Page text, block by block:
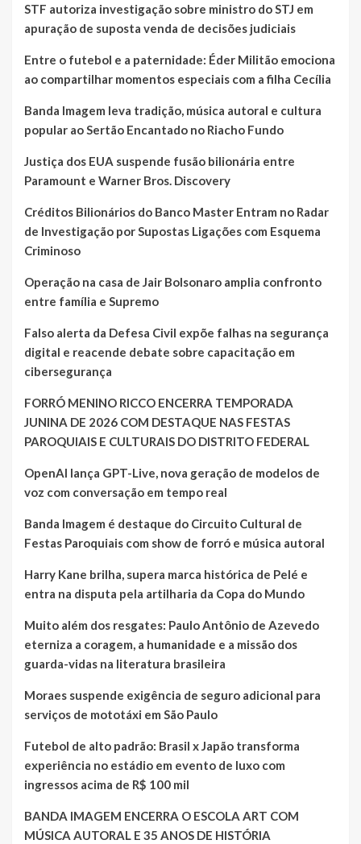
STF autoriza investigação sobre ministro do STJ em
apuração de suposta venda de decisões judiciais
Entre o futebol e a paternidade: Éder Militão emociona
ao compartilhar momentos especiais com a filha Cecília
Banda Imagem leva tradição, música autoral e cultura
popular ao Sertão Encantado no Riacho Fundo
Justiça dos EUA suspende fusão bilionária entre
Paramount e Warner Bros. Discovery
Créditos Bilionários do Banco Master Entram no Radar
de Investigação por Supostas Ligações com Esquema
Criminoso
Operação na casa de Jair Bolsonaro amplia confronto
entre família e Supremo
Falso alerta da Defesa Civil expõe falhas na segurança
digital e reacende debate sobre capacitação em
cibersegurança
FORRÓ MENINO RICCO ENCERRA TEMPORADA
JUNINA DE 2026 COM DESTAQUE NAS FESTAS
PAROQUIAIS E CULTURAIS DO DISTRITO FEDERAL
OpenAI lança GPT-Live, nova geração de modelos de
voz com conversação em tempo real
Banda Imagem é destaque do Circuito Cultural de
Festas Paroquiais com show de forró e música autoral
Harry Kane brilha, supera marca histórica de Pelé e
entra na disputa pela artilharia da Copa do Mundo
Muito além dos resgates: Paulo Antônio de Azevedo
eterniza a coragem, a humanidade e a missão dos
guarda-vidas na literatura brasileira
Moraes suspende exigência de seguro adicional para
serviços de mototáxi em São Paulo
Futebol de alto padrão: Brasil x Japão transforma
experiência no estádio em evento de luxo com
ingressos acima de R$ 100 mil
BANDA IMAGEM ENCERRA O ESCOLA ART COM
MÚSICA AUTORAL E 35 ANOS DE HISTÓRIA